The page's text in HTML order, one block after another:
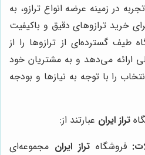
در زمینه عرضه انواع ترازو، به
خرید ترازوهای دقیق و باکیفیت
طیف گسترده‌ای از ترازوها را از
ارائه می‌دهد و به مشتریان خود
را با توجه به نیازها و بودجه
تراز ایران عبارتند از:
فروشگاهتراز ایران مجموعه‌ای